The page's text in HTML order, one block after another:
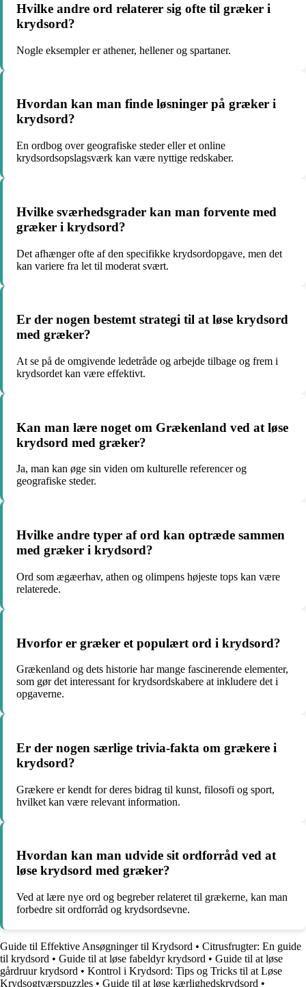
Hvilke andre ord relaterer sig ofte til græker i
krydsord?
Nogle eksempler er athener, hellener og spartaner.
Hvordan kan man finde løsninger på græker i
krydsord?
En ordbog over geografiske steder eller et online
krydsordsopslagsværk kan være nyttige redskaber.
Hvilke sværhedsgrader kan man forvente med
græker i krydsord?
Det afhænger ofte af den specifikke krydsordopgave, men det
kan variere fra let til moderat svært.
Er der nogen bestemt strategi til at løse krydsord
med græker?
At se på de omgivende ledetråde og arbejde tilbage og frem i
krydsordet kan være effektivt.
Kan man lære noget om Grækenland ved at løse
krydsord med græker?
Ja, man kan øge sin viden om kulturelle referencer og
geografiske steder.
Hvilke andre typer af ord kan optræde sammen
med græker i krydsord?
Ord som ægæerhav, athen og olimpens højeste tops kan være
relaterede.
Hvorfor er græker et populært ord i krydsord?
Grækenland og dets historie har mange fascinerende elementer,
som gør det interessant for krydsordskabere at inkludere det i
opgaverne.
Er der nogen særlige trivia-fakta om grækere i
krydsord?
Grækere er kendt for deres bidrag til kunst, filosofi og sport,
hvilket kan være relevant information.
Hvordan kan man udvide sit ordforråd ved at
løse krydsord med græker?
Ved at lære nye ord og begreber relateret til grækerne, kan man
forbedre sit ordforråd og krydsordsevne.
Guide til Effektive Ansøgninger til Krydsord • Citrusfrugter: En guide
til krydsord • Guide til at løse fabeldyr krydsord • Guide til at løse
gårdruur krydsord • Kontrol i Krydsord: Tips og Tricks til at Løse
Krydsogtværspuzzles • Guide til at løse kærlighedskrydsord •